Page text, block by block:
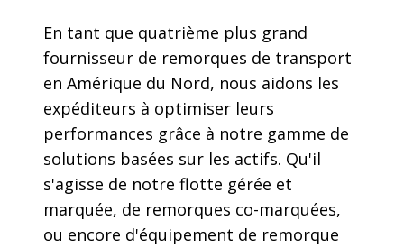
En tant que quatrième plus grand
fournisseur de remorques de transport
en Amérique du Nord, nous aidons les
expéditeurs à optimiser leurs
performances grâce à notre gamme de
solutions basées sur les actifs. Qu'il
s'agisse de notre flotte gérée et
marquée, de remorques co-marquées,
ou encore d'équipement de remorque